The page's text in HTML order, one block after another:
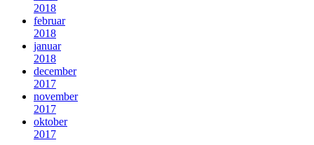
2018
februar
2018
januar
2018
december
2017
november
2017
oktober
2017